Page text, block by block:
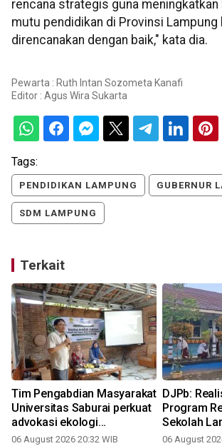
rencana strategis guna meningkatkan
mutu pendidikan di Provinsi Lampung
direncanakan dengan baik," kata dia.
Pewarta : Ruth Intan Sozometa Kanafi
Editor : Agus Wira Sukarta
Tags:
PENDIDIKAN LAMPUNG GUBERNUR
SDM LAMPUNG
Terkait
Tim Pengabdian Masyarakat
Universitas Saburai perkuat
advokasi ekologi
berkelanjutan bagi JATAM
06 August 2026 20:32 WIB
DJPb:
Program
Sekolah
miliar
06 August